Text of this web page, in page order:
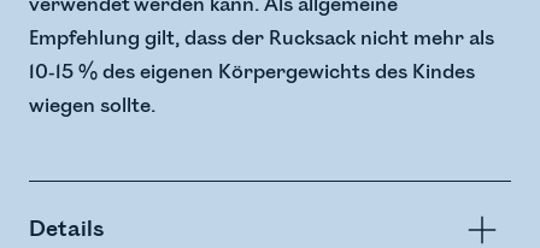
verwendet werden kann. Als allgemeine
Empfehlung gilt, dass der Rucksack nicht mehr als
10-15 % des eigenen Körpergewichts des Kindes
wiegen sollte.
Details